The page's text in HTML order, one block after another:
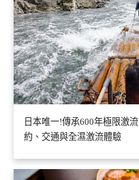
日本唯一!傳承600年極限激
約、交通與全濕激流體驗